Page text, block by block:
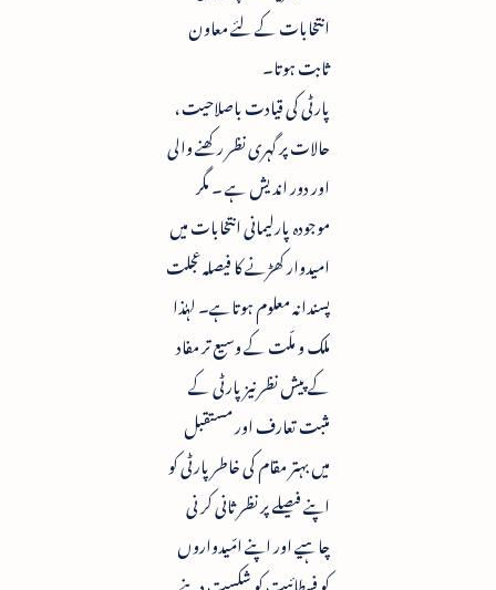
انتخابات کے لئے معاون
ثابت ہوتا۔
پارٹی کی قیادت باصلاحیت ،
حالات پر گہری نظر رکھنے والی
اور دور اندیش ہے ۔ مگر
موجودہ پارلیمانی انتخابات میں
امیدوار کھڑنے کا فیصلہ عجلت
پسندانہ معلوم ہوتاہے۔ لہٰذا
ملک و ملّت کے وسیع تر مفاد
کے پیش نظر نیز پارٹی کے
مثبت تعارف اور مستقبل
میں بہتر مقام کی خاطر پارٹی کو
اپنے فیصلے پر نظر ثانی کر نی
چاہیے اور اپنے امّیدواروں